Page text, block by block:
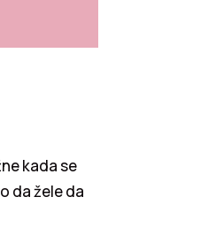
kada se
da žele da